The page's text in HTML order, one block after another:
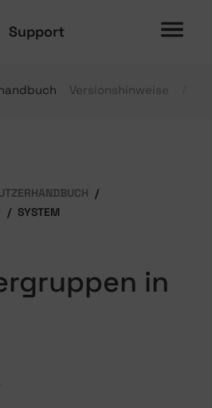
Support
Versionshinweise
SYSTEM
in